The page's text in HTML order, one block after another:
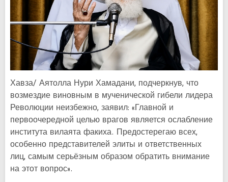
Хавза/ Аятолла Нури Хамадани, подчеркнув, что
возмездие виновным в мученической гибели лидера
Революции неизбежно, заявил: «Главной и
первоочередной целью врагов является ослабление
института вилаята факиха. Предостерегаю всех,
особенно представителей элиты и ответственных
лиц, самым серьёзным образом обратить внимание
на этот вопрос».